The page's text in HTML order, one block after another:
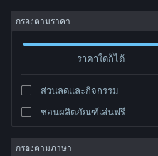
เข้าสู่ระบบ
ชุมชน
เกี่ยวกับ
กรองตามราคา
ราคาใดก็ได้
ส่วนลดและกิจกรรม
ซ่อนผลิตภัณฑ์เล่นฟรี
กรองตามภาษา
ผู้พัฒนา: Hont